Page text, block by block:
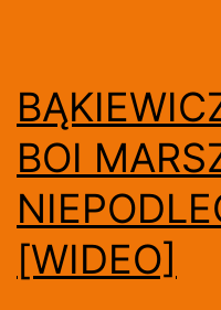
BOI
[WIDEO]